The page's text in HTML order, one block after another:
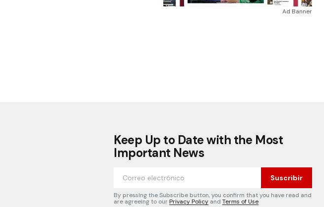
Ad Banner
Keep Up to Date with the Most
Important News
Suscribir
By pressing the Subscribe button, you confirm that you have read and
are agreeing to ourPrivacy Policy and Terms of Use